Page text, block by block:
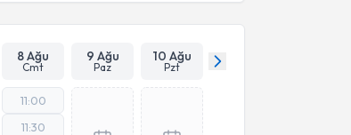
8 Ağu
Cmt
9 Ağu
Paz
10 Ağu
Pzt
11:00
11:30